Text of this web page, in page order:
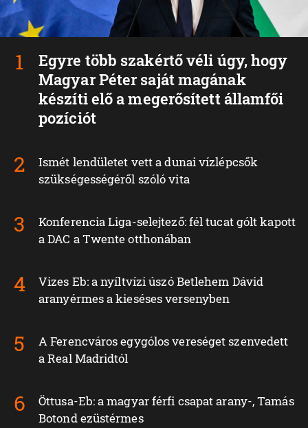
Egyre több szakértő véli úgy, hogy
Magyar Péter saját magának
készíti elő a megerősített államfői
pozíciót
Ismét lendületet vett a dunai vízlépcsők
szükségességéről szóló vita
Konferencia Liga-selejtező: fél tucat gólt kapott
a DAC a Twente otthonában
Vizes Eb: a nyíltvízi úszó Betlehem Dávid
aranyérmes a kieséses versenyben
A Ferencváros egygólos vereséget szenvedett
a Real Madridtól
Öttusa-Eb: a magyar férfi csapat arany-, Tamás
Botond ezüstérmes